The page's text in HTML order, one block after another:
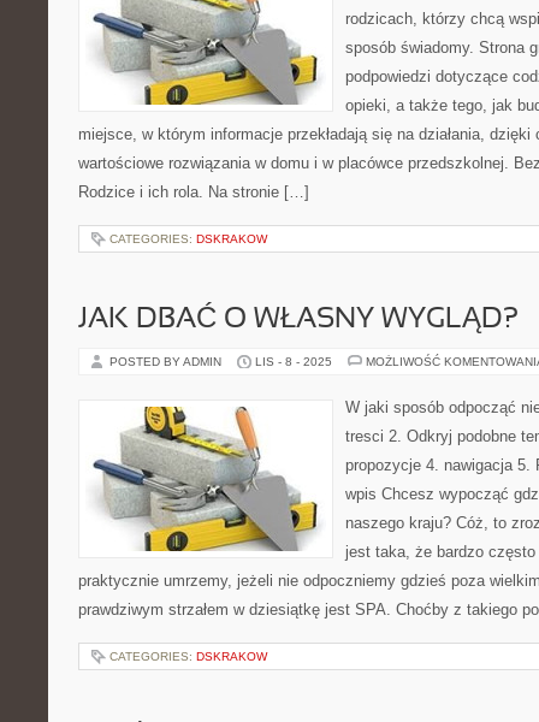
rodzicach, którzy chcą
sposób świadomy. Strona
podpowiedzi dotyczące
opieki, a także tego, jak
miejsce, w którym informacje przekładają się na działania, dzięki
wartościowe rozwiązania w domu i w placówce przedszkolnej.
Rodzice i ich rola. Na stronie […]
CATEGORIES: DSKRAKOW
JAK DBAĆ O WŁASNY WYGLĄD?
POSTED BY ADMIN LIS - 8 - 2025 MOŻLIWOŚĆ
W jaki sposób odpocząć
tresci 2. Odkryj podobne
propozycje 4. nawigacja
wpis Chcesz wypocząć
naszego kraju? Cóż, to
jest taka, że bardzo
praktycznie umrzemy, jeżeli nie odpoczniemy gdzieś poza
prawdziwym strzałem w dziesiątkę jest SPA. Choćby z takiego
CATEGORIES: DSKRAKOW